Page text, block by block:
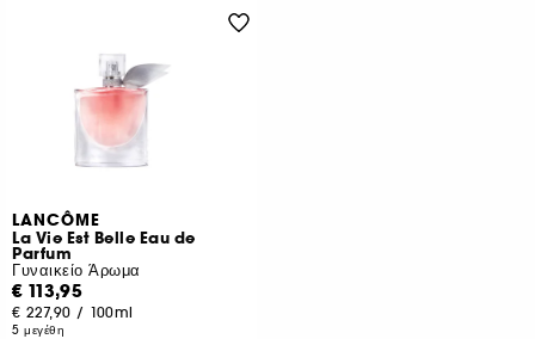
LANCÔME
La Vie Est Belle Eau de
Parfum
Γυναικείο Άρωμα
€ 113,95
€ 227,90 / 100ml
5 μεγέθη